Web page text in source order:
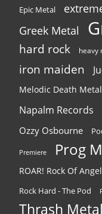
Epic Metal
Greek Metal
hard rock heavy
iron maiden
Melodic Death Metal
Napalm Records
Ozzy Osbourne
Premiere Prog
ROAR! Rock Of
Rock Hard - The Pod
Thrash Metal